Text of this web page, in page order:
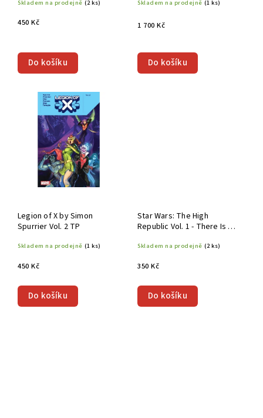
Skladem na prodejně (2 ks)
450 Kč
Do košíku
Skladem na prodejně (1 ks)
1 700 Kč
Do košíku
Legion of X by Simon
Spurrier Vol. 2 TP
Skladem na prodejně (1 ks)
450 Kč
Do košíku
Star Wars: The High
Republic Vol. 1 - There Is No
Skladem na prodejně (2 ks)
350 Kč
Do košíku